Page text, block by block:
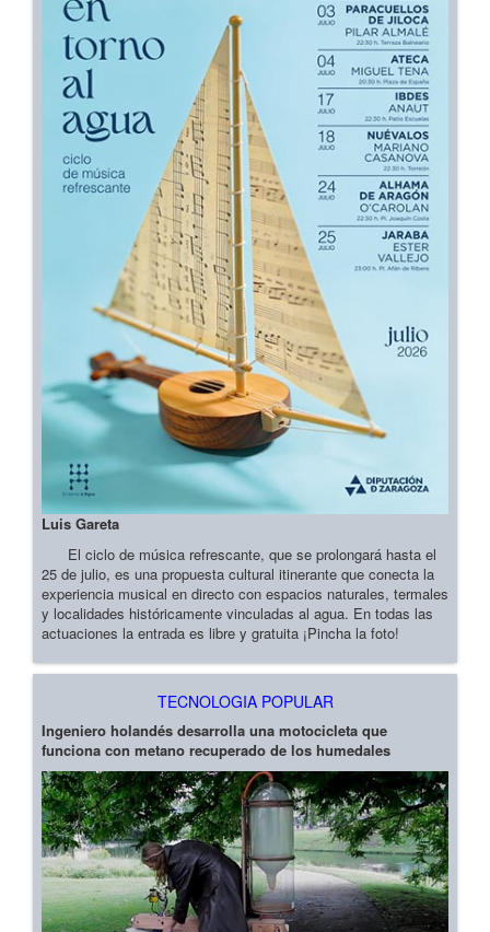
Luis Gareta
El ciclo de música refrescante, que se prolongará hasta el
25 de julio, es una propuesta cultural itinerante que conecta la
experiencia musical en directo con espacios naturales, termales
y localidades históricamente vinculadas al agua. En todas las
actuaciones la entrada es libre y gratuita ¡Pincha la foto!
TECNOLOGIA POPULAR
Ingeniero holandés desarrolla una motocicleta que
funciona con metano recuperado de los humedales